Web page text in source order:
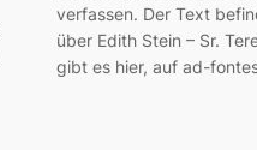
verfassen. Der Text
über Edith Stein – Sr.
gibt es hier, auf ad-